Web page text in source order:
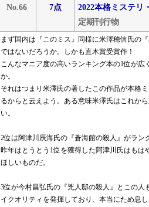
No.66
7点 2022本格ミステリ
定期刊行物
まず国内は『このミス』同様に米澤穂信氏の
ではないだろうか。しかも直木賞受賞作！
こんなマニア度の高いランキング本の1位が
か。
それはつまり米澤氏の著したこの作品が本格
るからと云えよう。ある意味米澤氏はこれか
い。
2位は阿津川辰海氏の『蒼海館の殺人』がラ
昨年はとうとう1位を獲得した阿津川氏はも
ほしいものだ。
3位が今村昌弘氏の『兇人邸の殺人』とこの
イクオリティを発揮しており、本当にため息し